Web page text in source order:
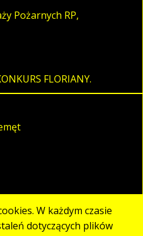
Pożarnych RP,
FLORIANY.
W każdym czasie
dotyczących plików